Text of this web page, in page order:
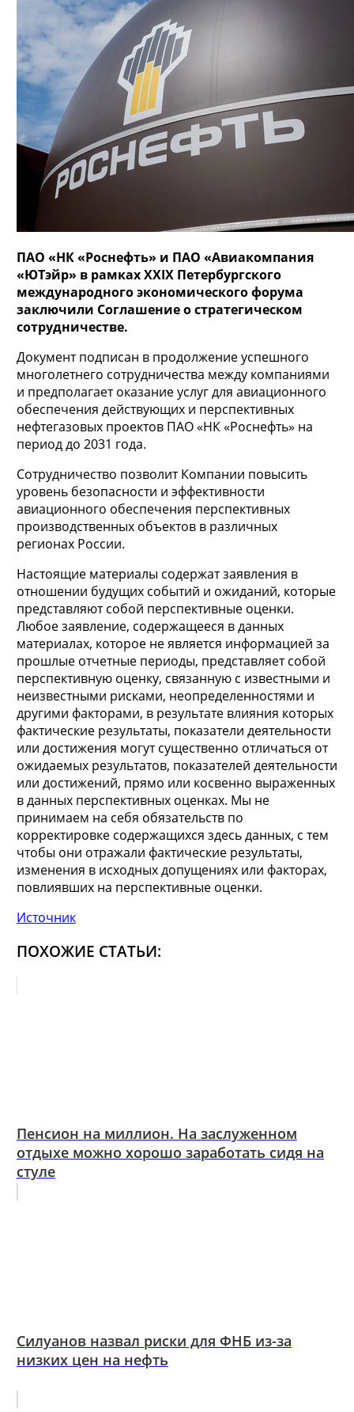
ПАО «НК «Роснефть» и ПАО «Авиакомпания
«ЮТэйр» в рамках XXIX Петербургского
международного экономического форума
заключили Соглашение о стратегическом
сотрудничестве.
Документ подписан в продолжение успешного
многолетнего сотрудничества между компаниями
и предполагает оказание услуг для авиационного
обеспечения действующих и перспективных
нефтегазовых проектов ПАО «НК «Роснефть» на
период до 2031 года.
Сотрудничество позволит Компании повысить
уровень безопасности и эффективности
авиационного обеспечения перспективных
производственных объектов в различных
регионах России.
Настоящие материалы содержат заявления в
отношении будущих событий и ожиданий, которые
представляют собой перспективные оценки.
Любое заявление, содержащееся в данных
материалах, которое не является информацией за
прошлые отчетные периоды, представляет собой
перспективную оценку, связанную с известными и
неизвестными рисками, неопределенностями и
другими факторами, в результате влияния которых
фактические результаты, показатели деятельности
или достижения могут существенно отличаться от
ожидаемых результатов, показателей деятельности
или достижений, прямо или косвенно выраженных
в данных перспективных оценках. Мы не
принимаем на себя обязательств по
корректировке содержащихся здесь данных, с тем
чтобы они отражали фактические результаты,
изменения в исходных допущениях или факторах,
повлиявших на перспективные оценки.
Источник
ПОХОЖИЕ СТАТЬИ:
Пенсион на миллион. На заслуженном
отдыхе можно хорошо заработать сидя на
стуле
Силуанов назвал риски для ФНБ из-за
низких цен на нефть